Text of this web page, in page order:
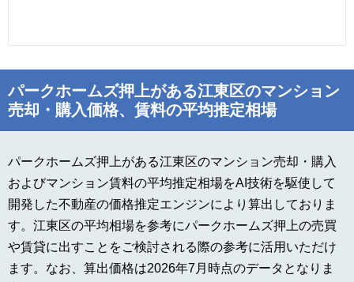
パークホームズ押上がある江東区のマンション
売却・購入価格、賃料の平均推定相場
パークホームズ押上がある江東区のマンション売却・購入
およびマンション賃料の平均推定相場をAI技術を駆使して
開発した不動産の価格推定エンジンにより算出しておりま
す。江東区の平均相場を参考にパークホームズ押上の売買
や賃貸に出すことをご検討される際の参考に活用いただけ
ます。なお、算出価格は2026年7月時点のデータとなりま